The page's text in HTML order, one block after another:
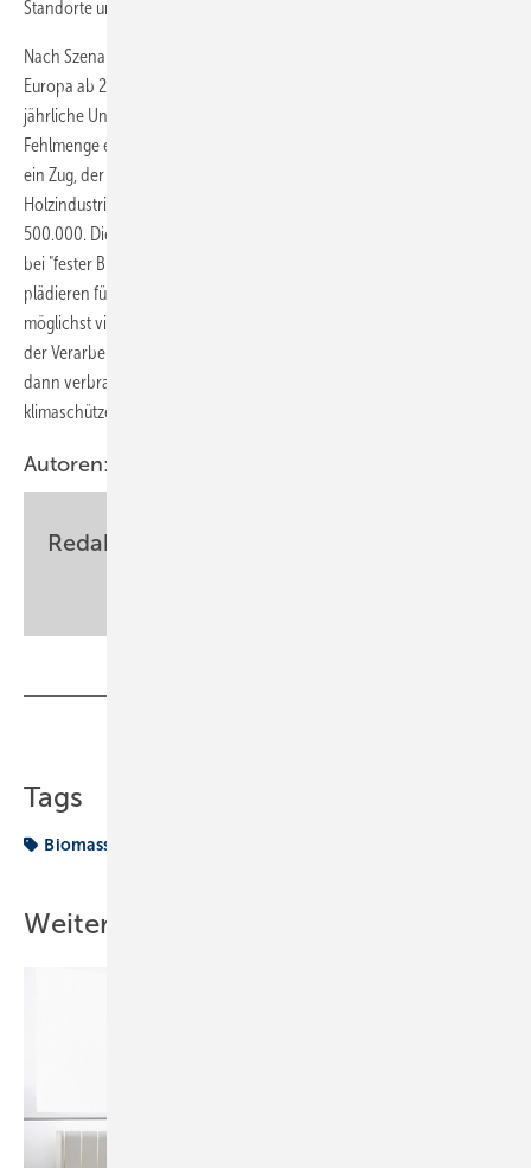
Standorte und Arbeitsplätze."
Nach Szenarien der UN-Landwirtschaftsorganisation FAO droht
Europa ab 2020 eine dramatische Holzverknappung. Sie schätzt die
jährliche Unterversorgung auf 430 Mio. Kubikmeter Holz. Diese
Fehlmenge entspräche rund 17 Mio. Güterwagen mit Holzstämmen;
ein Zug, der viermal um die Erde reichte. Die europäische
Holzindustrie sichert rund 2,7 Mio. Arbeitsplätze, die deutsche etwa
500.000. Die Bioenergiebranche weist laut Bundesumweltministerium
bei "fester Biomasse" nur 47.600 Arbeitsplätze aus. EPF und VHI
plädieren für eine Kaskadennutzung: Holz und Holzabfälle sollen über
möglichst viele Verwertungsstufen stofflich genutzt werden. Am Ende
der Verarbeitungs-, Recycling- und Verwertungskette könne Holz
dann verbrannt werden. So verlängere sich auch die
klimaschützende CO2-Speicherung im Holz.
Autoren:
Redaktion
Tags
Biomasse
Weitere Inhalte